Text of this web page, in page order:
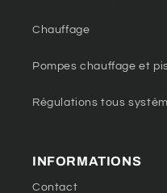
Chauffage
Pompes chauffage et
Régulations tous
INFORMATIONS
Contact